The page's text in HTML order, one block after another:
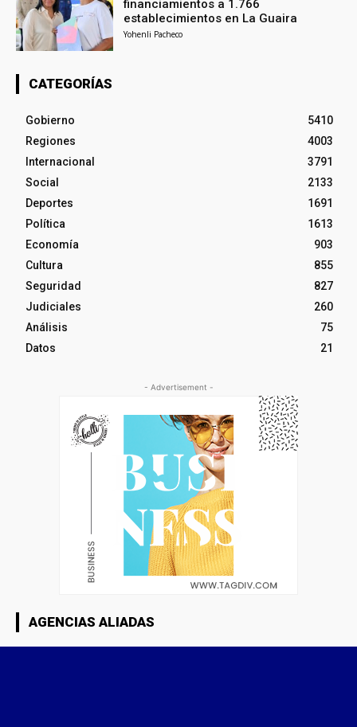
financiamientos a 1.766
establecimientos en La Guaira
Yohenli Pacheco
CATEGORÍAS
Gobierno
5410
Regiones
4003
Internacional
3791
Social
2133
Deportes
1691
Política
1613
Economía
903
Cultura
855
Seguridad
827
Judiciales
260
Análisis
75
Datos
21
- Advertisement -
AGENCIAS ALIADAS